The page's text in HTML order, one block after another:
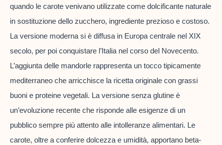
quando le carote venivano utilizzate come dolcificante naturale
in sostituzione dello zucchero, ingrediente prezioso e costoso.
La versione moderna si è diffusa in Europa centrale nel XIX
secolo, per poi conquistare l’Italia nel corso del Novecento.
L’aggiunta delle mandorle rappresenta un tocco tipicamente
mediterraneo che arricchisce la ricetta originale con grassi
buoni e proteine vegetali. La versione senza glutine è
un’evoluzione recente che risponde alle esigenze di un
pubblico sempre più attento alle intolleranze alimentari. Le
carote, oltre a conferire dolcezza e umidità, apportano beta-